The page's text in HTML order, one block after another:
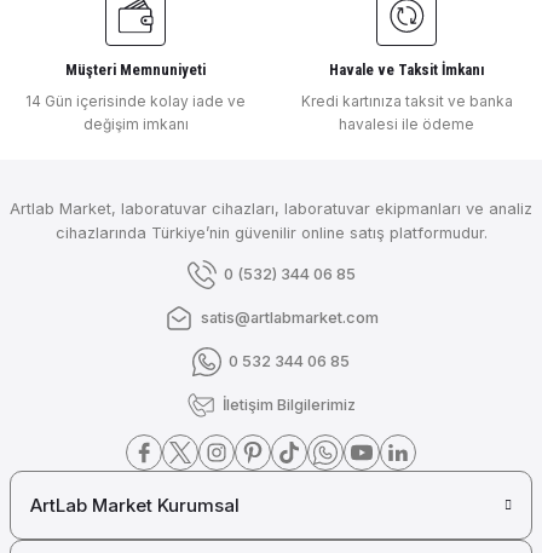
DLab Ayarlanabilir 12 Kanallı Otomatik Pipet ( 50-300 µl ) 7010104012
₺ 10.283
Brand Transferpette 12 Kanallı Elektronik Ayarlanabilir Otomatik Pipet
Brand Transferpette 8 Kanallı Elektronik Ayarlanabilir Otomatik Pipet
Müşteri Memnuniyeti
14 Gün içerisinde kolay iade ve
değişim imkanı
Havale ve Taksit İmkanı
Kredi kartınıza taksit ve banka
havalesi ile ödeme
Artlab Market, laboratuvar cihazları, laboratuvar ekipmanları ve analiz
cihazlarında Türkiye’nin güvenilir online satış platformudur.
0 (532) 344 06 85
satis@artlabmarket.com
0 532 344 06 85
İletişim Bilgilerimiz
ArtLab Market Kurumsal